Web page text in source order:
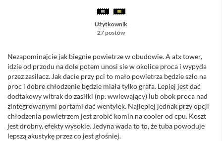
Użytkownik
27 postów
Nezapominajcie jak biegnie powietrze w obudowie. A atx tower,
idzie od przodu na dole potem unosi sie w okolice proca i wypyda
przez zasilacz. Jak dacie przy pci to mało powietrza będzie szło na
proc i dobre chłodzenie będzie miała tylko grafa. Lepiej jest dać
dodtakowy witrak do zasiłki (np. wwiewający) lub obok proca nad
zintegrowanymi portami dać wentylek. Najlepiej jednak przy opcji
chłodzenia powietrzem jest zrobić komin na cooler od cpu. Koszt
jest drobny, efekty wysokie. Jedyna wada to to, że tuba powoduje
lepszą akustykę przez co jest głośniej.